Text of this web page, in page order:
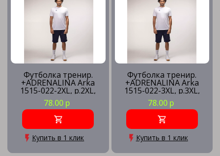
Футболка тренир.
+ADRENALINA Arka
1515-022-2XL, р.2XL,
полиэстер, хлопок,
вискоза, белый
78.00 р
Купить в 1 клик
Футболка тренир.
+ADRENALINA Arka
1515-022-3XL, р.3XL,
полиэстер, хлопок,
вискоза, белый
78.00 р
Купить в 1 клик